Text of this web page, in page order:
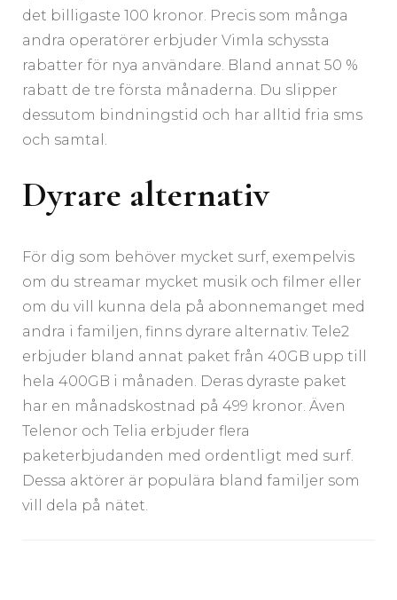
det billigaste 100 kronor. Precis som många
andra operatörer erbjuder Vimla schyssta
rabatter för nya användare. Bland annat 50 %
rabatt de tre första månaderna. Du slipper
dessutom bindningstid och har alltid fria sms
och samtal.
Dyrare alternativ
För dig som behöver mycket surf, exempelvis
om du streamar mycket musik och filmer eller
om du vill kunna dela på abonnemanget med
andra i familjen, finns dyrare alternativ. Tele2
erbjuder bland annat paket från 40GB upp till
hela 400GB i månaden. Deras dyraste paket
har en månadskostnad på 499 kronor. Även
Telenor och Telia erbjuder flera
paketerbjudanden med ordentligt med surf.
Dessa aktörer är populära bland familjer som
vill dela på nätet.